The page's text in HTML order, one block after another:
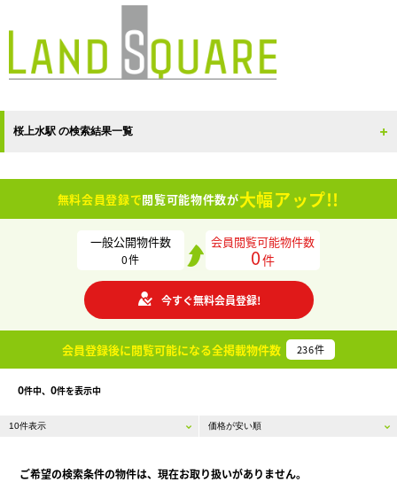
桜上水駅 の検索結果一覧
無料会員登録で閲覧可能物件数が大幅アップ!!
一般公開物件数
0件
会員閲覧可能物件数
0件
今すぐ無料会員登録!
会員登録後に閲覧可能になる全掲載物件数 236件
0件中、 0件を表示中
ご希望の検索条件の物件は、現在お取り扱いがありません。